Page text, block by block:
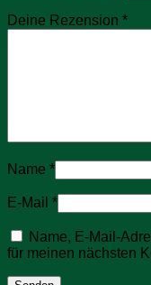
Deine Rezension *
Name *
E-Mail *
Name, E-Mail-
für meinen nächsten